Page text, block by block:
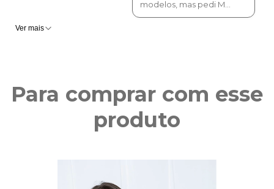
modelos, mas pedi M
desse pq percebi pelas
Ver mais
Para comprar com esse
produto